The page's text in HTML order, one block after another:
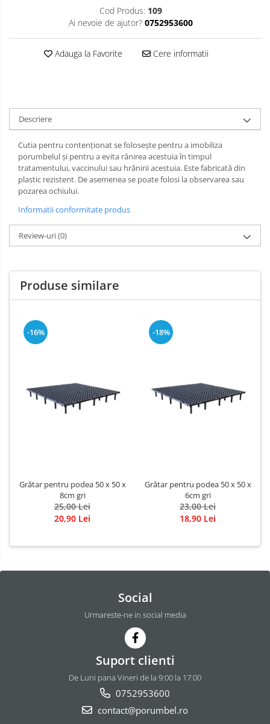
Cod Produs: 109
Ai nevoie de ajutor? 0752953600
Adauga la Favorite Cere informatii
Descriere
Cutia pentru contenționat se folosește pentru a imobiliza
porumbelul și pentru a evita rănirea acestuia în timpul
tratamentului, vaccinului sau hrănirii acestuia. Este fabricată din
plastic rezistent. De asemenea se poate folosi la observarea sau
pozarea ochiului.
Informatii conformitate produs
Review-uri(0)
Produse similare
-16%
Grătar pentru podea 50 x 50 x
8cm gri
25,00 Lei
20,90 Lei
-18%
Grătar pentru podea 50 x 50 x
6cm gri
23,00 Lei
18,90 Lei
Social
Urmareste-ne in social media
Suport clienti
De Luni pana Vineri de la 9:00 la 17:00
0752953600
contact@porumbel.ro